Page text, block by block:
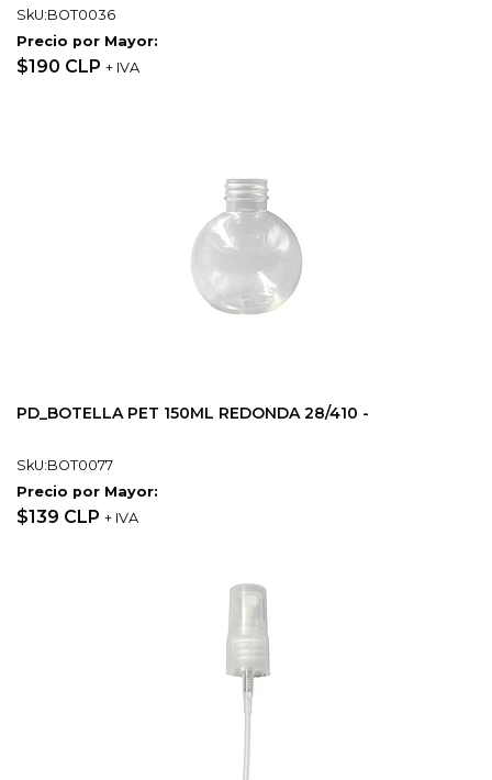
SkU:BOT0036
Precio por Mayor:
$190 CLP + IVA
PD_BOTELLA PET 150ML REDONDA 28/410 -
SkU:BOT0077
Precio por Mayor:
$139 CLP + IVA